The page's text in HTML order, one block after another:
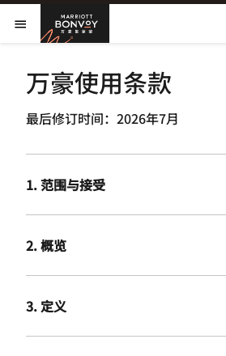
Skip to Content
打开菜单
Marriott
万豪使用条款
最后修订时间：2026年7月
1. 范围与接受
2. 概览
3. 定义